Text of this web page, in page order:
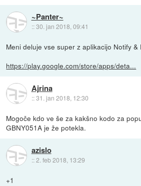
~Panter~
::30. jan 2018, 09:41
Meni deluje vse super z aplikacijo Notify &
https://play.google.com/store/apps/deta...
Ajrina
::31. jan 2018, 12:30
Mogoče kdo ve še za kakšno kodo za
GBNY051A je že potekla.
azislo
::2. feb 2018, 13:29
+1